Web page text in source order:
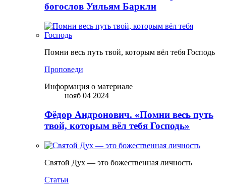
богослов Уильям Баркли
Помни весь путь твой, которым вёл тебя Господь
Проповеди
Информация о материале
нояб 04 2024
Фёдор Андронович. «Помни весь путь
твой, которым вёл тебя Господь»
Святой Дух — это божественная личность
Статьи